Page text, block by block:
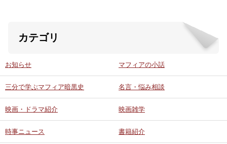
カテゴリ
お知らせ マフィアの小話
三分で学ぶマフィア暗黒史 名言・悩み相談
映画・ドラマ紹介 映画雑学
時事ニュース 書籍紹介